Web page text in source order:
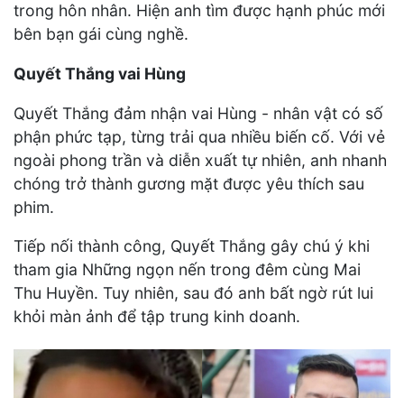
trong hôn nhân. Hiện anh tìm được hạnh phúc mới
bên bạn gái cùng nghề.
Quyết Thắng vai Hùng
Quyết Thắng đảm nhận vai Hùng - nhân vật có số
phận phức tạp, từng trải qua nhiều biến cố. Với vẻ
ngoài phong trần và diễn xuất tự nhiên, anh nhanh
chóng trở thành gương mặt được yêu thích sau
phim.
Tiếp nối thành công, Quyết Thắng gây chú ý khi
tham gia Những ngọn nến trong đêm cùng Mai
Thu Huyền. Tuy nhiên, sau đó anh bất ngờ rút lui
khỏi màn ảnh để tập trung kinh doanh.